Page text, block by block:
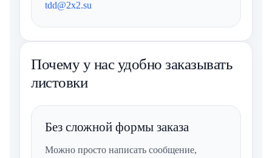
tdd@2x2.su
Почему у нас удобно заказывать
листовки
Без сложной формы заказа
Можно просто написать сообщение,